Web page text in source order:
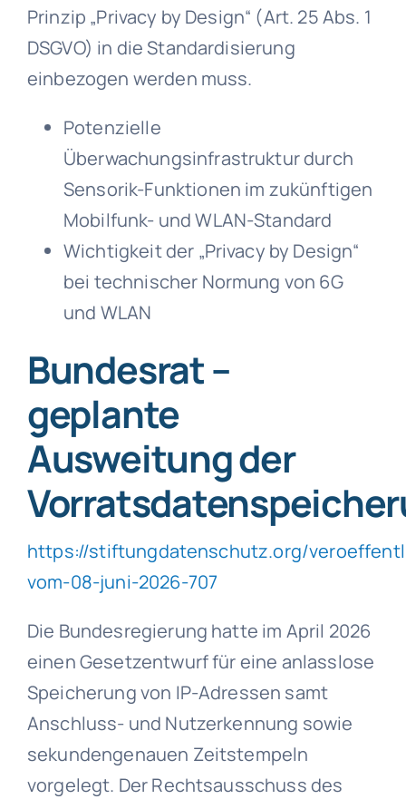
Prinzip „Privacy by Design“ (Art. 25 Abs. 1
DSGVO) in die Standardisierung
einbezogen werden muss.
Potenzielle
Überwachungsinfrastruktur durch
Sensorik-Funktionen im zukünftigen
Mobilfunk- und WLAN-Standard
Wichtigkeit der „Privacy by Design“
bei technischer Normung von 6G
und WLAN
Bundesrat –
geplante
Ausweitung der
https://stiftungdatenschutz.org/
vom-08-juni-2026-707
Die Bundesregierung hatte im April 2026
einen Gesetzentwurf für eine anlasslose
Speicherung von IP-Adressen samt
Anschluss- und Nutzerkennung sowie
sekundengenauen Zeitstempeln
vorgelegt. Der Rechtsausschuss des